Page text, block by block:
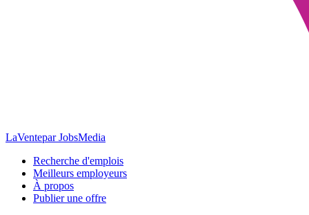
LaVentepar JobsMedia
Recherche d'emplois
Meilleurs employeurs
À propos
Publier une offre